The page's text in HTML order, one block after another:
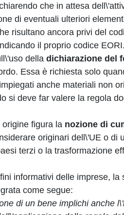
che in attesa
di eventuali ulteriori
risultano ancora privi del
il proprio codice EORI.
della dichiarazione del
Essa è richiesta solo
anche materiali non
si deve far valere la regola
figura la nozione di
originari dell\'UE o di
terzi o la trasformazione
informativi delle imprese, la
come segue:
di un bene implichi anche